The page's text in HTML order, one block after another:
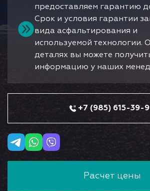
предоставляем гарантию
Срок и условия гарантии
вида асфальтирования и
используемой технологии.
деталях вы можете
информацию у наших
+7 (985) 615-39-
Расчет цены